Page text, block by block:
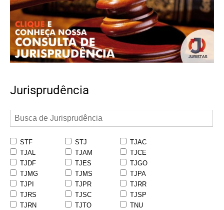
Jurisprudência
STF STJ
TJAC
TJAL
TJAM
TJCE
TJDF
TJES
TJGO
TJMG
TJMS
TJPA
TJPI
TJPR
TJRR
TJRS
TJSC
TJSP
TJRN
TJTO
TNU